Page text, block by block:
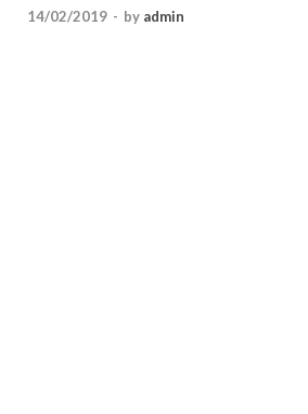
14/02/2019 - by admin